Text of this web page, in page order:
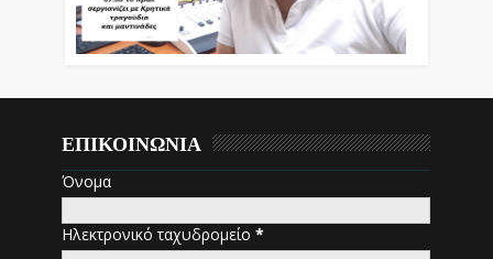
ΕΠΙΚΟΙΝΩΝΙΑ
Όνομα
Ηλεκτρονικό ταχυδρομείο*